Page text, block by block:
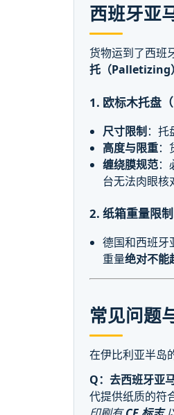
西班牙亚
货物运到了西班
托（Palletizing
1. 欧标木托盘
尺寸限制：托
高度与限重：
缠绕膜规范：
台无法肉眼核
2. 纸箱重量限制
德国和西班牙
重量绝对不能
常见问题
在伊比利亚半岛
Q：去西班牙亚
代提供纸质的符